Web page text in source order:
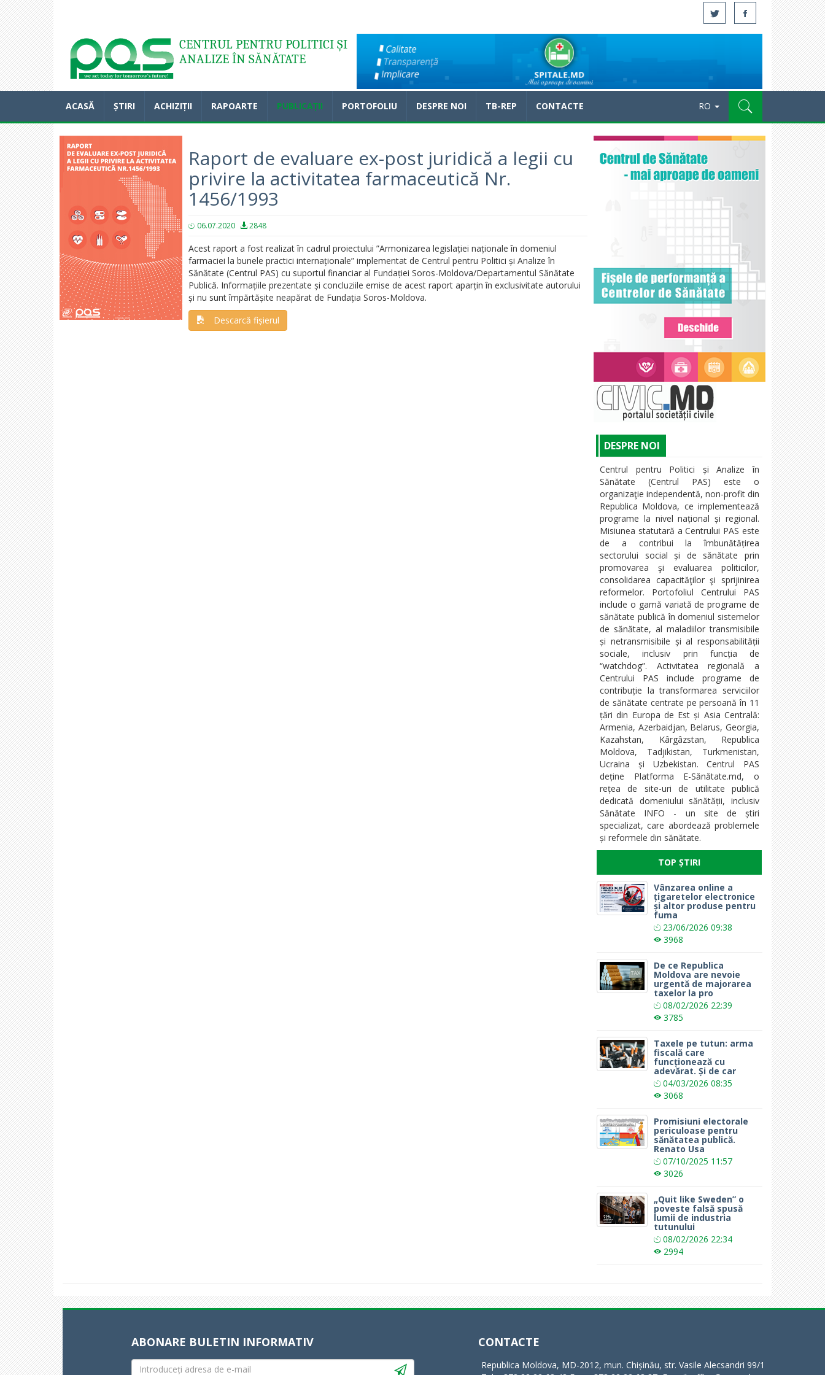
Acasă
CENTRUL PENTRU POLITICI ȘI
ANALIZE ÎN SĂNĂTATE
ACASĂ ȘTIRI ACHIZIȚII RAPOARTE PUBLICAȚII PORTOFOLIU DESPRE NOI TB-REP CONTACTE RO
Raport de evaluare ex-post juridică a legii cu
privire la activitatea farmaceutică Nr.
1456/1993
06.07.2020 2848
Acest raport a fost realizat în cadrul proiectului ”Armonizarea legislației naționale în domeniul
farmaciei la bunele practici internaționale” implementat de Centrul pentru Politici și Analize în
Sănătate (Centrul PAS) cu suportul financiar al Fundației Soros-Moldova/Departamentul Sănătate
Publică. Informațiile prezentate și concluziile emise de acest raport aparțin în exclusivitate autorului
și nu sunt împărtășite neapărat de Fundația Soros-Moldova.
Descarcă fișierul
DESPRE NOI
Centrul pentru Politici și Analize în
Sănătate (Centrul PAS) este o
organizaţie independentă, non-profit din
Republica Moldova, ce implementează
programe la nivel național și regional.
Misiunea statutară a Centrului PAS este
de a contribui la îmbunătățirea
sectorului social și de sănătate prin
promovarea şi evaluarea politicilor,
consolidarea capacităţilor şi sprijinirea
reformelor. Portofoliul Centrului PAS
include o gamă variată de programe de
sănătate publică în domeniul sistemelor
de sănătate, al maladiilor transmisibile
și netransmisibile și al responsabilității
sociale, inclusiv prin funcția de
“watchdog”. Activitatea regională a
Centrului PAS include programe de
contribuție la transformarea serviciilor
de sănătate centrate pe persoană în 11
țări din Europa de Est și Asia Centrală:
Armenia, Azerbaidjan, Belarus, Georgia,
Kazahstan, Kârgâzstan, Republica
Moldova, Tadjikistan, Turkmenistan,
Ucraina și Uzbekistan. Centrul PAS
deține Platforma E-Sănătate.md, o
rețea de site-uri de utilitate publică
dedicată domeniului sănătății, inclusiv
Sănătate INFO - un site de știri
specializat, care abordează problemele
și reformele din sănătate.
TOP ȘTIRI
Vânzarea online a
țigaretelor electronice
și altor produse pentru
fuma
23/06/2026 09:38
3968
De ce Republica
Moldova are nevoie
urgentă de majorarea
taxelor la pro
08/02/2026 22:39
3785
Taxele pe tutun: arma
fiscală care
funcționează cu
adevărat. Și de car
04/03/2026 08:35
3068
Promisiuni electorale
periculoase pentru
sănătatea publică.
Renato Usa
07/10/2025 11:57
3026
„Quit like Sweden” o
poveste falsă spusă
lumii de industria
tutunului
08/02/2026 22:34
2994
ABONARE BULETIN INFORMATIV CONTACTE
Republica Moldova, MD-2012, mun. Chișinău, str. Vasile Alecsandri 99/1